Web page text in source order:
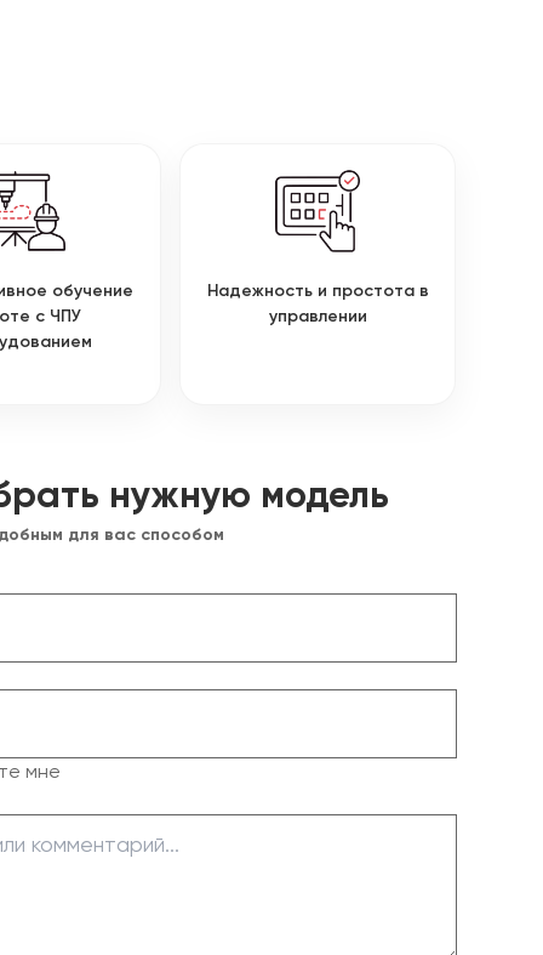
обучение
с ЧПУ
Надежность и простота в
управлении
нужную модель
для вас способом
мне